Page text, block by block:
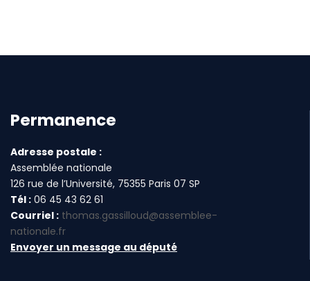
Permanence
Adresse postale :
Assemblée nationale
126 rue de l’Université, 75355 Paris 07 SP
Tél : 06 45 43 62 61
Courriel : thomas.gassilloud@assemblee-
nationale.fr
Envoyer un message au député